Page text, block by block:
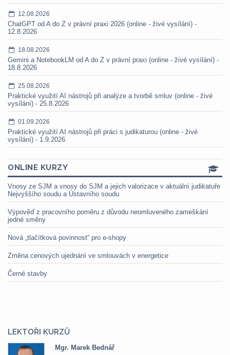
12.08.2026
ChatGPT od A do Z v právní praxi 2026 (online - živé vysílání) -
12.8.2026
18.08.2026
Gemini a NotebookLM od A do Z v právní praxi (online - živé vysílání) -
18.8.2026
25.08.2026
Praktické využití AI nástrojů při analýze a tvorbě smluv (online - živé
vysílání) - 25.8.2026
01.09.2026
Praktické využití AI nástrojů při práci s judikaturou (online - živé
vysílání) - 1.9.2026
ONLINE KURZY
Vnosy ze SJM a vnosy do SJM a jejich valorizace v aktuální judikatuře
Nejvyššího soudu a Ústavního soudu
Výpověď z pracovního poměru z důvodu neomluveného zameškání
jedné směny
Nová „tlačítková povinnost“ pro e-shopy
Změna cenových ujednání ve smlouvách v energetice
Černé stavby
LEKTOŘI KURZŮ
Mgr. Marek Bednář